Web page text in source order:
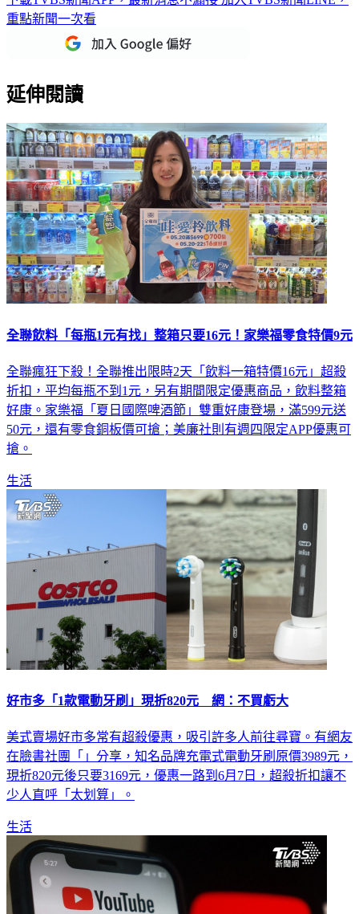
重點新聞一次看
延伸閱讀
全聯飲料「每瓶1元有找」整箱只要16元！家樂福零食特價9元
全聯瘋狂下殺！全聯推出限時2天「飲料一箱特價16元」超殺
折扣，平均每瓶不到1元，另有期間限定優惠商品，飲料整箱
好康。家樂福「夏日國際啤酒節」雙重好康登場，滿599元送
50元，還有零食銅板價可搶；美廉社則有週四限定APP優惠可
搶。
生活
好市多「1款電動牙刷」現折820元 網：不買虧大
美式賣場好市多常有超殺優惠，吸引許多人前往尋寶。有網友
在臉書社團「」分享，知名品牌充電式電動牙刷原價3989元，
現折820元後只要3169元，優惠一路到6月7日，超殺折扣讓不
少人直呼「太划算」。
生活